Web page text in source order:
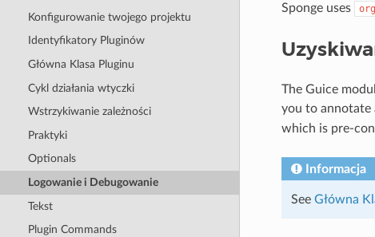
Konfigurowanie twojego projektu
Identyfikatory Pluginów
Główna Klasa Pluginu
Cykl działania wtyczki
Wstrzykiwanie zależności
Praktyki
Optionals
Logowanie i Debugowanie
Tekst
Plugin Commands
Sponge uses
The Guice
you to
which is pre-
Informacja
See Główna